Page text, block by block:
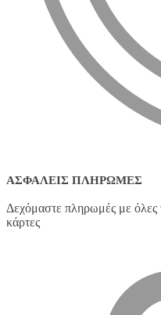
ΑΣΦΑΛΕΊΣ ΠΛΗΡΩΜΈΣ
Δεχόμαστε πληρωμές με όλες
κάρτες